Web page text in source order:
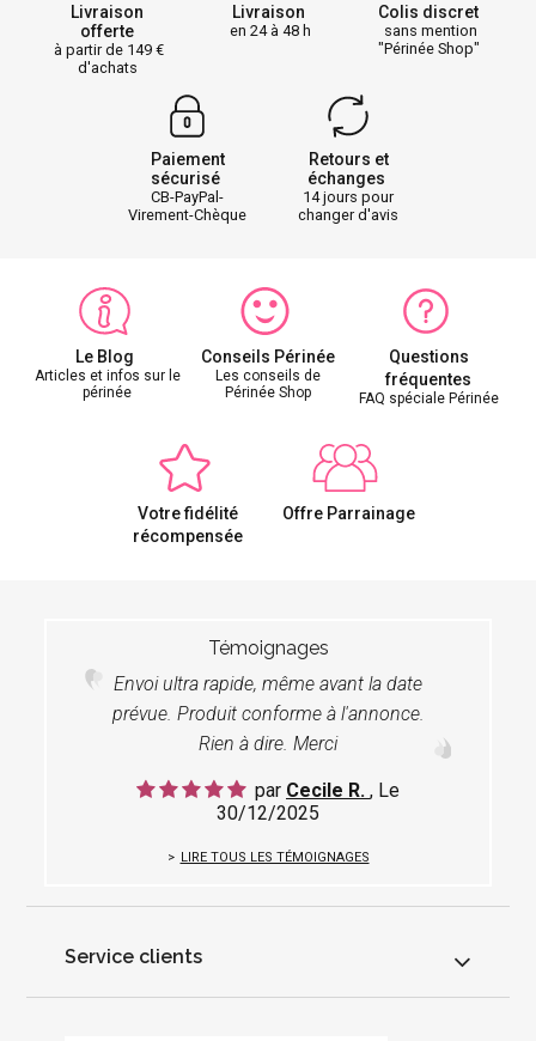
Livraison
offerte
à partir de 149
d'achats
Livraison
en 24 à 48 h
Colis discret
sans mention
"Périnée Shop"
Paiement
sécurisé
CB-PayPal-
Virement-Chèque
Retours et
échanges
14 jours pour
changer d'avis
Le Blog
Articles et infos sur le
périnée
Conseils Périnée
Les conseils de
Périnée Shop
Questions
fréquentes
FAQ spéciale Périnée
Votre fidélité
récompensée
Offre Parrainage
Témoignages
Envoi ultra rapide, même avant la date
prévue. Produit conforme à l'annonce.
Rien à dire. Merci
par Cecile R. , Le
30/12/2025
LIRE TOUS LES TÉMOIGNAGES
Service clients